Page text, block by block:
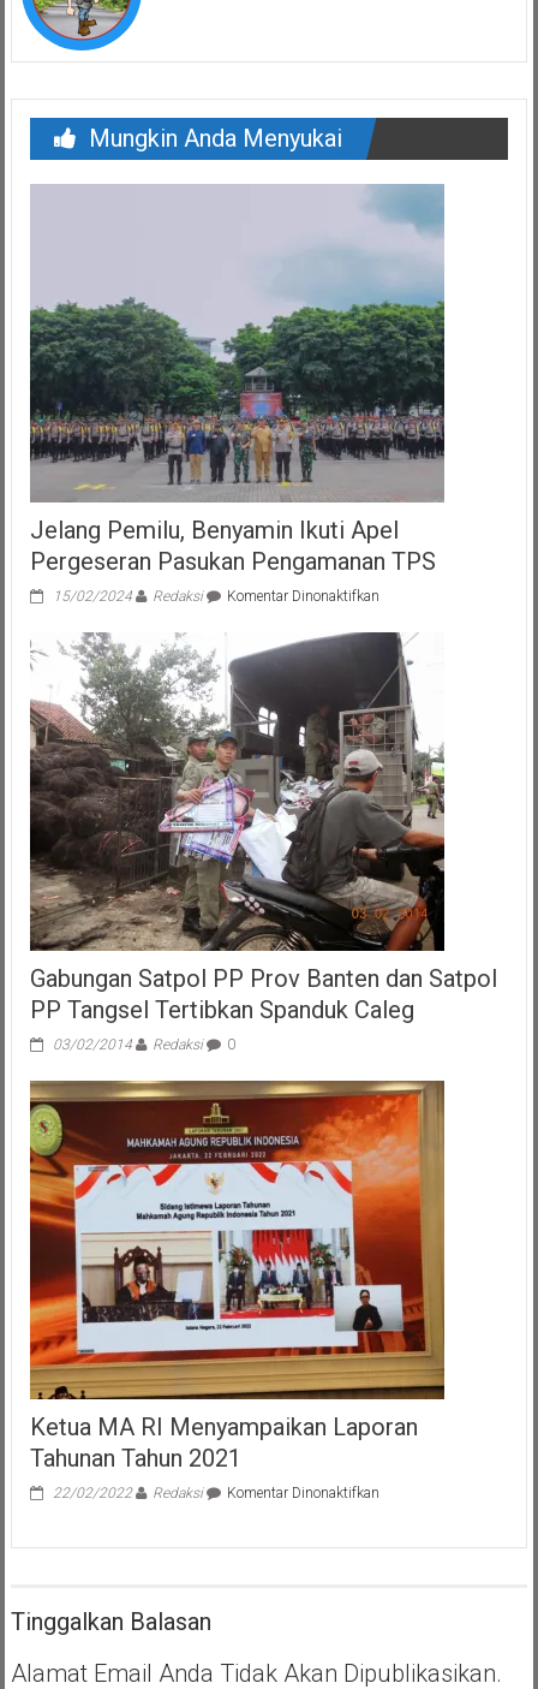
Mungkin Anda Menyukai
Jelang Pemilu, Benyamin Ikuti Apel
Pergeseran Pasukan Pengamanan TPS
15/02/2024 Redaksi Komentar Dinonaktifkanpada
Pemilu,
Benyamin
Ikuti
Apel
Pergeseran
Pasukan
Pengamanan
TPS
Gabungan Satpol PP Prov Banten dan Satpol
PP Tangsel Tertibkan Spanduk Caleg
03/02/2014 Redaksi 0
Ketua MA RI Menyampaikan Laporan
Tahunan Tahun 2021
22/02/2022 Redaksi Komentar Dinonaktifkanpada
2021
Tinggalkan Balasan
Alamat Email Anda Tidak Akan Dipublikasikan.